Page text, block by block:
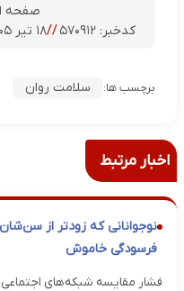
صفحه
کدخبر:۵۷۰۹۱۲ //۱۸ تیر ۱۴۰۵
برچسب ها: سلامت روان
اخبار مرتبط
نوجوانانی که زودتر از
فرسودگی خاموش
فشار مقایسه شبکه‌های